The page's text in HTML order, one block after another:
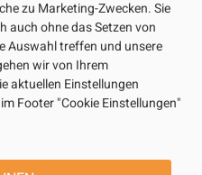
zu Marketing-Zwecken. Sie
auch ohne das Setzen von
Auswahl treffen und unsere
wir von Ihrem
aktuellen Einstellungen
Footer "Cookie Einstellungen"